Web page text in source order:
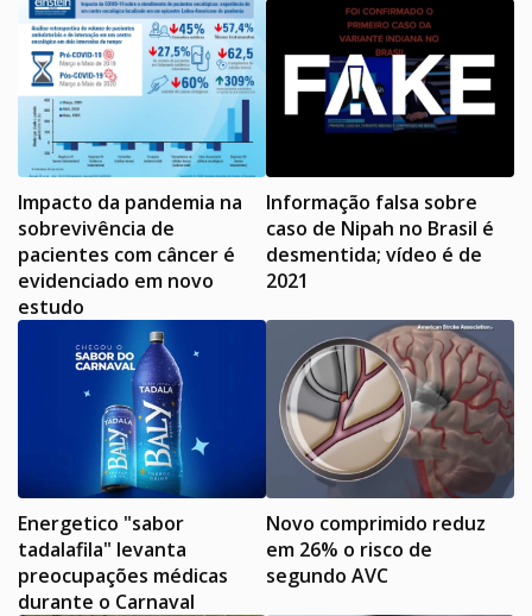
Impacto da pandemia na
sobrevivência de
pacientes com câncer é
evidenciado em novo
estudo
Informação falsa sobre
caso de Nipah no Brasil é
desmentida; vídeo é de
2021
Energetico "sabor
tadalafila" levanta
preocupações médicas
durante o Carnaval
Novo comprimido reduz
em 26% o risco de
segundo AVC